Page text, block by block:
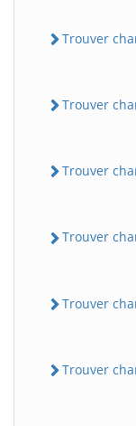
Trouver
Trouver
Trouver
Trouver
Trouver
Trouver